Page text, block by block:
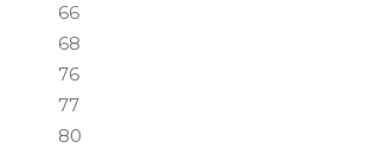
66
68
76
77
80